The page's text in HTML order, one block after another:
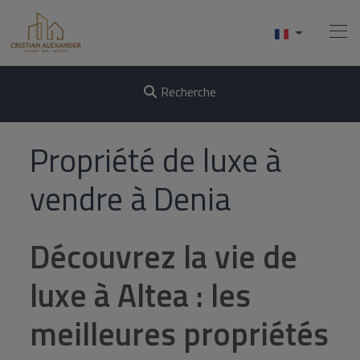
Acheter
Vendre
Services
À Propos De Nous
Contact
Recherche
Propriété de luxe à
vendre à Denia
Découvrez la vie de
luxe à Altea : les
meilleures propriétés